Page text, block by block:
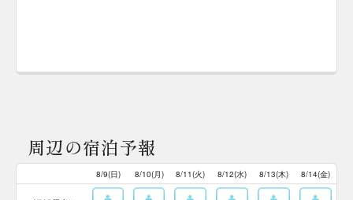
周辺の宿泊予報
8/9(日) 8/10(月) 8/11(火) 8/12(水) 8/13(木) 8/14(金)